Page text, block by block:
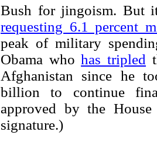
Bush for jingoism. But
requesting 6.1 percent
peak of military
Obama whohas tripled
Afghanistan since he
billion to continue
approved by the
signature.)